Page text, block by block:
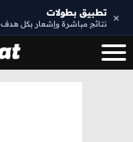
× تطبيق بطولات
نتائج مباشرة وإشعار بكل هدف